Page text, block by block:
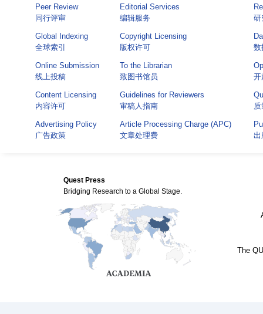
Peer Review
同行评审
Editorial Services
编辑服务
研
Global Indexing
全球索引
Copyright Licensing
版权许可
数
Online Submission
线上投稿
To the Librarian
致图书馆员
开
Content Licensing
内容许可
Guidelines for Reviewers
审稿人指南
Advertising Policy
广告政策
Article Processing Charge (APC)
文章处理费
出
Quest Press
Bridging Research to a Global Stage.
The